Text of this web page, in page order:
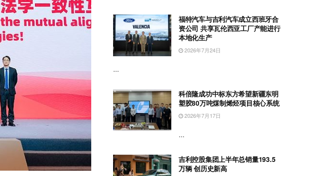
福特汽车与吉利汽车成立西班牙合
资公司 共享瓦伦西亚工厂产能进行
本地化生产
2026年7月24日
...
科倍隆成功中标东方希望新疆东明
塑胶80万吨煤制烯烃项目核心系统
2026年7月17日
...
吉利控股集团上半年总销量193.5
万辆 创历史新高